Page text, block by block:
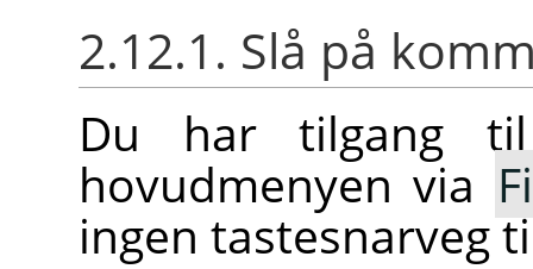
2.12.1. Slå på
Du har tilgang
hovudmenyen via
ingen tastesnarveg